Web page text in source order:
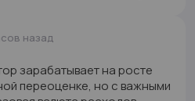
назад
зарабатывает на росте
переоценке, но с важными